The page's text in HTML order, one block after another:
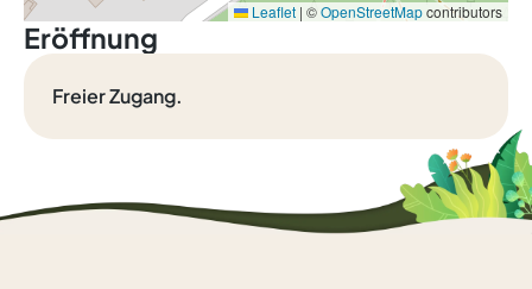
Leaflet | ©OpenStreetMapcontributors
Eröffnung
Freier Zugang.